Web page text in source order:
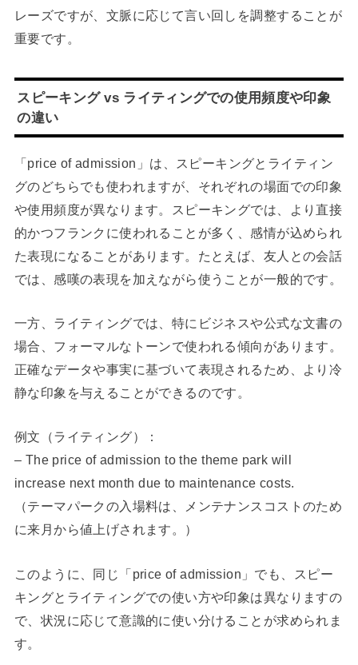
レーズですが、文脈に応じて言い回しを調整することが
重要です。
スピーキング vs ライティングでの使用頻度や印象
の違い
「price of admission」は、スピーキングとライティン
グのどちらでも使われますが、それぞれの場面での印象
や使用頻度が異なります。スピーキングでは、より直接
的かつフランクに使われることが多く、感情が込められ
た表現になることがあります。たとえば、友人との会話
では、感嘆の表現を加えながら使うことが一般的です。
一方、ライティングでは、特にビジネスや公式な文書の
場合、フォーマルなトーンで使われる傾向があります。
正確なデータや事実に基づいて表現されるため、より冷
静な印象を与えることができるのです。
例文（ライティング）：
– The price of admission to the theme park will
increase next month due to maintenance costs.
（テーマパークの入場料は、メンテナンスコストのため
に来月から値上げされます。）
このように、同じ「price of admission」でも、スピー
キングとライティングでの使い方や印象は異なりますの
で、状況に応じて意識的に使い分けることが求められま
す。